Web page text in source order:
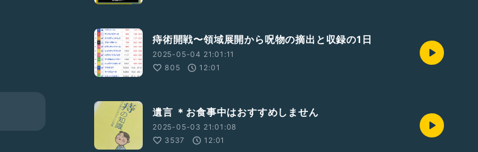
痔術開戦〜領域展開から呪物の摘出と収録の1日
2025-05-04 21:01:11
805
12:01
遺言 ＊お食事中はおすすめしません
2025-05-03 21:01:08
3537
12:01